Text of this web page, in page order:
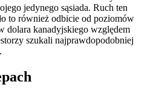
jedynego sąsiada. Ruch ten
to również odbicie od poziomów
dolara kanadyjskiego względem
szukali najprawdopodobniej